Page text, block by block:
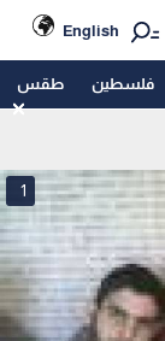
English
فلسطين طقس
1